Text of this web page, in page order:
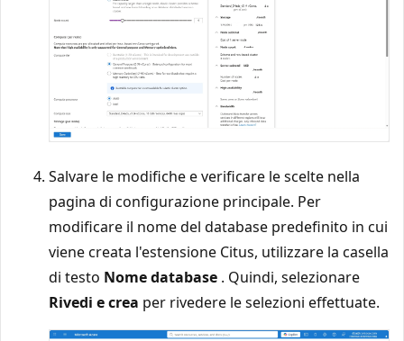
Salvare le modifiche e verificare le scelte nella
pagina di configurazione principale. Per
modificare il nome del database predefinito in cui
viene creata l'estensione Citus, utilizzare la casella
di testo Nome database . Quindi, selezionare
Rivedi e crea per rivedere le selezioni effettuate.